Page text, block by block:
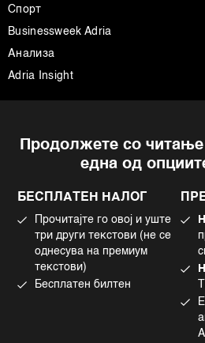
Продолжете со
една од
БЕСПЛАТЕН НАЛОГ
Прочитајте го овој и уште
три други текстови (не се
однесува на премиум
текстови)
Бесплатен билтен
Спорт
Businessweek Adria
Анализа
Adria Insight
Импресум
Политика на приватност
Употреба на вештачка
©2022 - 2026 Bloomberg L.P. All Rights
BLOOMBERG logo are registered
Bloomberg Finance L.P. or its
Bloomberg Adria is a Mtel
News CMS by